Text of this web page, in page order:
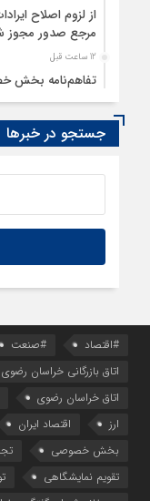
از لزوم اصلاح
مرجع صدور مجوز
12 ساعت قبل
تفاهم‌نامه بخش
13 ساعت قبل
سود اقتصاد‌ها از
جستجو در خبرها
#اقتصاد #صنعت
اتاق بازرگانی خراسان رضوی
اتاق خراسان رضوی
ارز
اقتصاد ایران
بخش خصوصی
تقویم نمایشگاهی